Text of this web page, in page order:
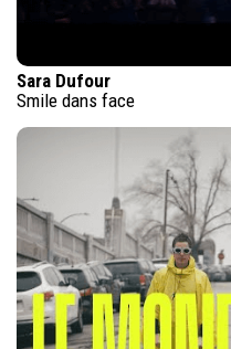
Sara Dufour
Smile dans face